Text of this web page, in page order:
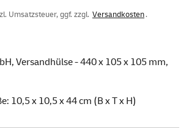
Umsatzsteuer, ggf. zzgl. Versandkosten.
Versandhülse - 440 x 105 x 105 mm,
10,5 x 10,5 x 44 cm (B x T x H)